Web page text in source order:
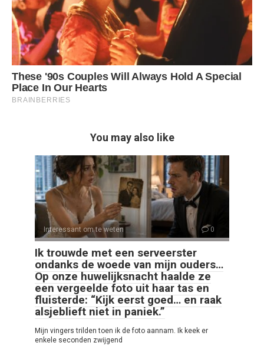
You may also like
Interessant om te weten 0
Ik trouwde met een serveerster
ondanks de woede van mijn ouders…
Op onze huwelijksnacht haalde ze
een vergeelde foto uit haar tas en
fluisterde: “Kijk eerst goed… en raak
alsjeblieft niet in paniek.”
Mijn vingers trilden toen ik de foto aannam. Ik keek er
enkele seconden zwijgend